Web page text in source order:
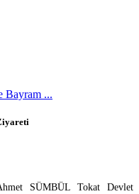
Bayram ...
SÜMBÜL Tokat Devlet